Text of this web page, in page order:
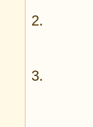
2.
3.